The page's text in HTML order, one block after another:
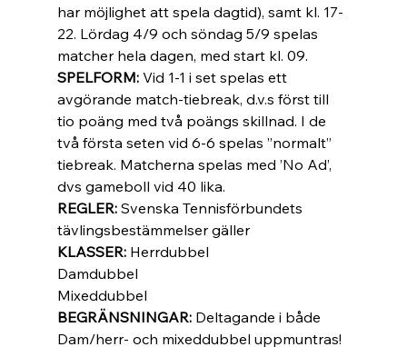
har möjlighet att spela dagtid), samt kl. 17-
22. Lördag 4/9 och söndag 5/9 spelas
matcher hela dagen, med start kl. 09.
SPELFORM: Vid 1-1 i set spelas ett
avgörande match-tiebreak, d.v.s först till
tio poäng med två poängs skillnad. I de
två första seten vid 6-6 spelas ”normalt”
tiebreak. Matcherna spelas med ’No Ad’,
dvs gameboll vid 40 lika.
REGLER: Svenska Tennisförbundets
tävlingsbestämmelser gäller
KLASSER: Herrdubbel
Damdubbel
Mixeddubbel
BEGRÄNSNINGAR: Deltagande i både
Dam/herr- och mixeddubbel uppmuntras!